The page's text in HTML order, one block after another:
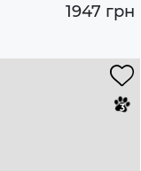
1947 грн